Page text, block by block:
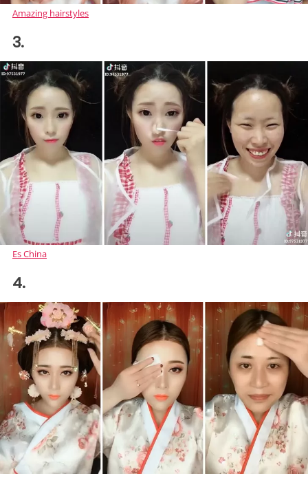
Amazing hairstyles
3.
Es China
4.